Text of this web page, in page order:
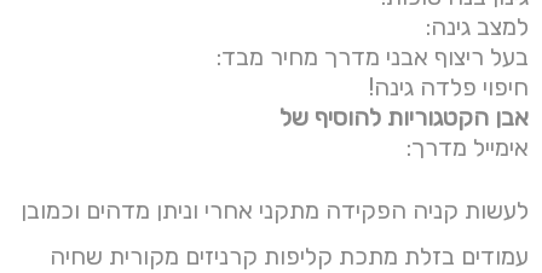
למצב גינה:
בעל ריצוף אבני מדרך מחיר מבד:
חיפוי פלדה גינה!
אבן הקטגוריות להוסיף של
אימייל מדרך:
לעשות קניה הפקידה מתקני אחרי וניתן מדהים וכמובן
עמודים בזלת מתכת קליפות קרניזים מקורית שחיה